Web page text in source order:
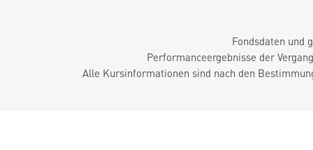
Fondsdaten und
Performanceergebnisse der
Alle Kursinformationen sind nach den